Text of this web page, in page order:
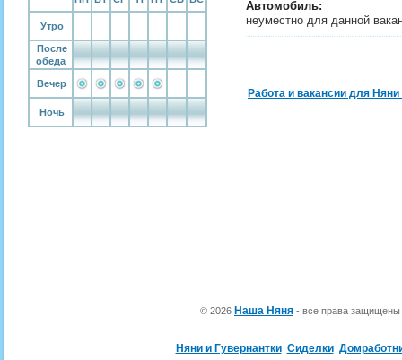
Утро
После
обеда
Вечер
Ночь
Автомобиль:
неуместно для данной
Работа и вакансии для
© 2026 Наша Няня - все права
Няни и Гувернантки Сиделки